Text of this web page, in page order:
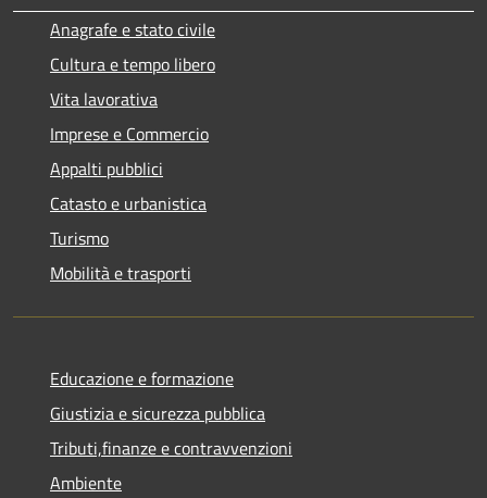
Anagrafe e stato civile
Cultura e tempo libero
Vita lavorativa
Imprese e Commercio
Appalti pubblici
Catasto e urbanistica
Turismo
Mobilità e trasporti
Educazione e formazione
Giustizia e sicurezza pubblica
Tributi,finanze e contravvenzioni
Ambiente